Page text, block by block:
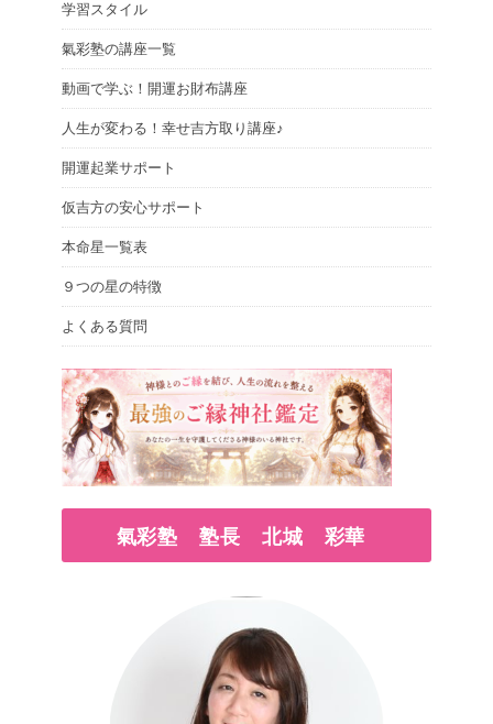
学習スタイル
氣彩塾の講座一覧
動画で学ぶ！開運お財布講座
人生が変わる！幸せ吉方取り講座♪
開運起業サポート
仮吉方の安心サポート
本命星一覧表
９つの星の特徴
よくある質問
氣彩塾 塾長 北城 彩華